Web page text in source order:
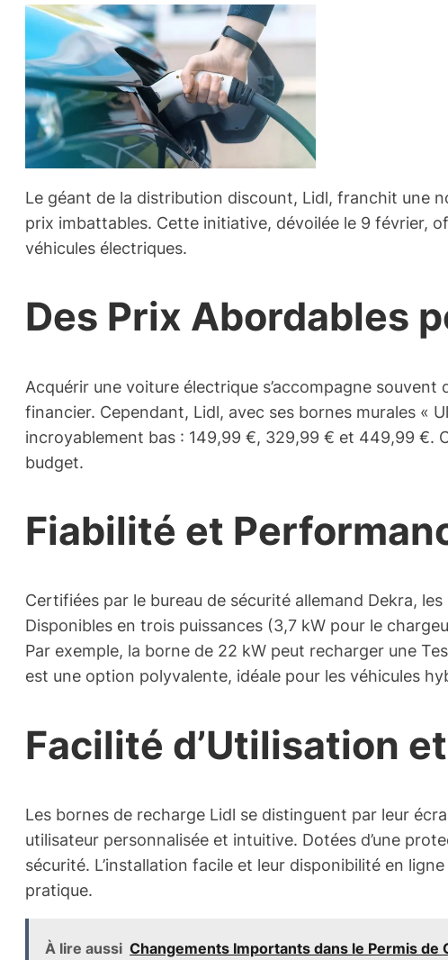
Le géant de la distribution discount, Lidl, franchit une
prix imbattables. Cette initiative, dévoilée le 9 février,
véhicules électriques.
Des Prix Abordables
Acquérir une voiture électrique s’accompagne
financier. Cependant, Lidl, avec ses bornes murales «
incroyablement bas : 149,99 €, 329,99 € et 449,99 €.
budget.
Fiabilité et
Certifiées par le bureau de sécurité allemand Dekra,
Disponibles en trois puissances (3,7 kW pour le
Par exemple, la borne de 22 kW peut recharger une
est une option polyvalente, idéale pour les véhicules
Facilité d’Utilisation
Les bornes de recharge Lidl se distinguent par leur
utilisateur personnalisée et intuitive. Dotées d’une
sécurité. L’installation facile et leur disponibilité en
pratique.
À lire aussi Changements Importants dans le Permis